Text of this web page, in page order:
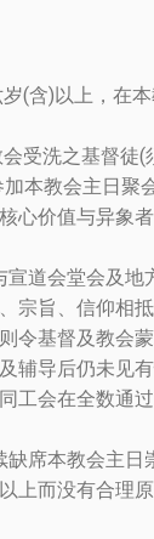
岁(含)以上，在
会受洗之基督徒(
本教会主日聚
心价值与异象者
宣道会堂会及地
宗旨、信仰相
令基督及教会蒙
辅导后仍未见
工会在全数通
缺席本教会主日
上而没有合理